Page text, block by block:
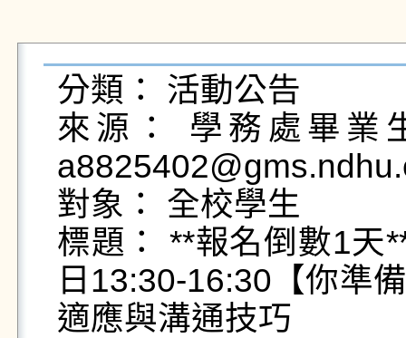
分類： 活動公告
來源： 學務處畢業
對象： 全校學生
標題： **報名倒數1天
日13:30-16:30【你準
適應與溝通技巧